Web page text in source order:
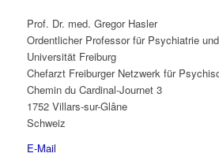
Prof. Dr. med. Gregor Hasler
Ordentlicher Professor für Psychiatrie
Universität Freiburg
Chefarzt Freiburger Netzwerk für
Chemin du Cardinal-Journet 3
1752 Villars-sur-Glâne
Schweiz
E-Mail